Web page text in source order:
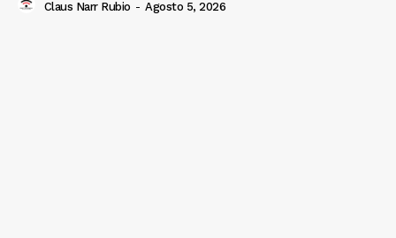
Claus Narr Rubio - Agosto 5, 2026